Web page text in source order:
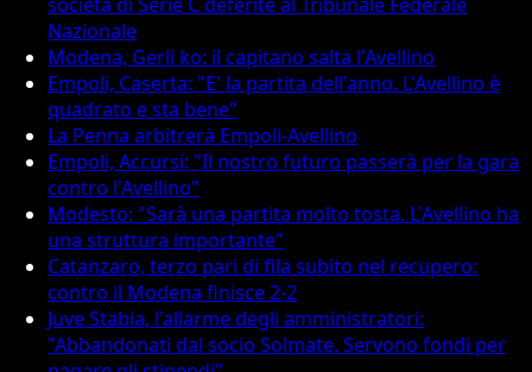
Nazionale
Modena, Gerli ko: il capitano salta l'Avellino
Empoli, Caserta: "E' la partita dell'anno. L'Avellino è
quadrato e sta bene"
La Penna arbitrerà Empoli-Avellino
Empoli, Accursi: "Il nostro futuro passerà per la gara
contro l'Avellino"
Modesto: "Sarà una partita molto tosta. L'Avellino ha
una struttura importante"
Catanzaro, terzo pari di fila subito nel recupero:
contro il Modena finisce 2-2
Juve Stabia, l'allarme degli amministratori:
"Abbandonati dal socio Solmate. Servono fondi per